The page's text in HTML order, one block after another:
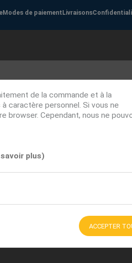
Modes de paiementLivraisons
de la commande et à la
caractère personnel. Si vous ne
browser. Cependant, nous ne
savoir plus)
ACCEPTER